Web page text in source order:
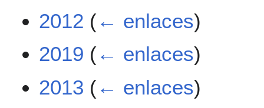
2012 (← enlaces)
2019 (← enlaces)
2013 (← enlaces)